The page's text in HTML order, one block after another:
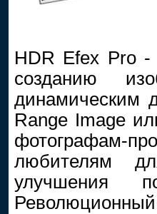
HDR Efex Pro -
созданию
динамическим
Range Image
любителям
улучшения